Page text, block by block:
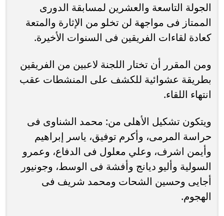
الجولة التاسعة والعشرين لمسابقة الدورى
الممتاز فى مواجهة لن تخلو من الإثارة والمتعة
كعادة لقاءات الفريقين فى السنوات الأخيرة.
ومن المقرر أن تختار اللجنة لاعبين من الفريقين
بطريقة عشوائية للكشف على المنشطات عقب
انتهاء اللقاء.
ويتكون تشكيل الأهلى من: محمد الشناوى فى
حراسة المرمى، وأكرم توفيق، ياسر إبراهيم
وأيمن اشرف، وعلي معلول فى الدفاع، وعمرو
السولية وأليو ديانج وأفشة فى الوسط، وجونيور
أجايى وحسين الشحات ومحمد شريف فى
الهجوم.